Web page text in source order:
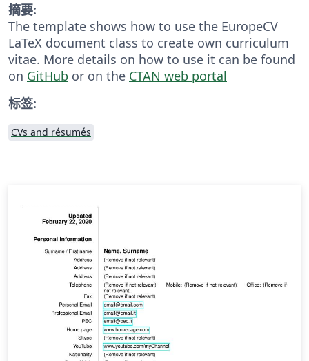
摘要:
The template shows how to use the EuropeCV
LaTeX document class to create own curriculum
vitae. More details on how to use it can be found
on GitHub or on the CTAN web portal
标签:
CVs and résumés